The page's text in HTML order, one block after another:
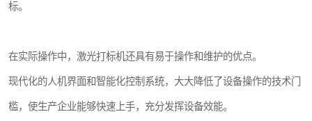
标。
在实际操作中，激光打标机还具有易于操作和维护的优点。
现代化的人机界面和智能化控制系统，大大降低了设备操作的技术门
槛，使生产企业能够快速上手，充分发挥设备效能。